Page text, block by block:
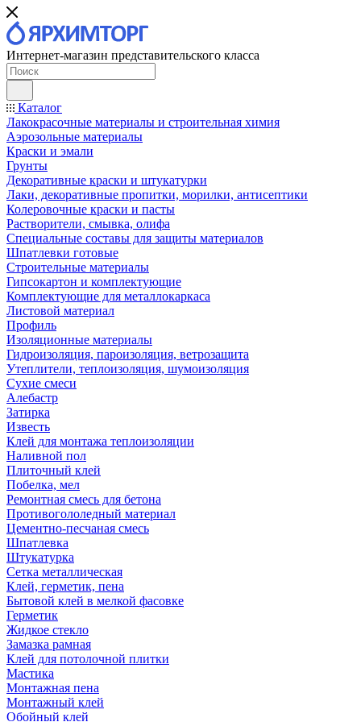
Интернет-магазин представительского класса
Каталог
Лакокрасочные материалы и строительная химия
Аэрозольные материалы
Краски и эмали
Грунты
Декоративные краски и штукатурки
Лаки, декоративные пропитки, морилки, антисептики
Колеровочные краски и пасты
Растворители, смывка, олифа
Специальные составы для защиты материалов
Шпатлевки готовые
Строительные материалы
Гипсокартон и комплектующие
Комплектующие для металлокаркаса
Листовой материал
Профиль
Изоляционные материалы
Гидроизоляция, пароизоляция, ветрозащита
Утеплители, теплоизоляция, шумоизоляция
Сухие смеси
Алебастр
Затирка
Известь
Клей для монтажа теплоизоляции
Наливной пол
Плиточный клей
Побелка, мел
Ремонтная смесь для бетона
Противогололедный материал
Цементно-песчаная смесь
Шпатлевка
Штукатурка
Сетка металлическая
Клей, герметик, пена
Бытовой клей в мелкой фасовке
Герметик
Жидкое стекло
Замазка рамная
Клей для потолочной плитки
Мастика
Монтажная пена
Монтажный клей
Обойный клей